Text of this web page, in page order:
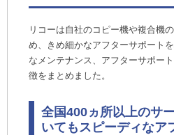
リコーは自社のコピー機や複合機
め、きめ細かなアフターサポート
なメンテナンス、アフターサポー
徴をまとめました。
全国400ヵ所以上のサ
いてもスピーディなア